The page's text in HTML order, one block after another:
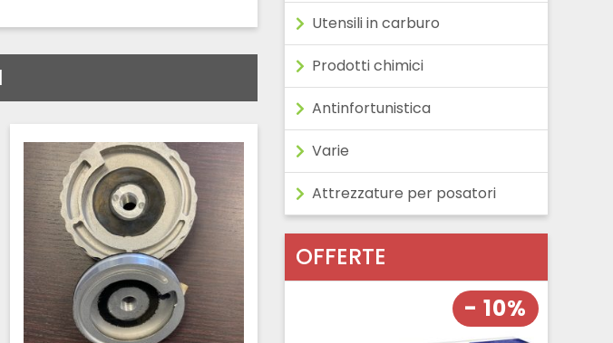
Utensili in carburo
Prodotti chimici
Antinfortunistica
Varie
Attrezzature per posatori
OFFERTE
- 10%